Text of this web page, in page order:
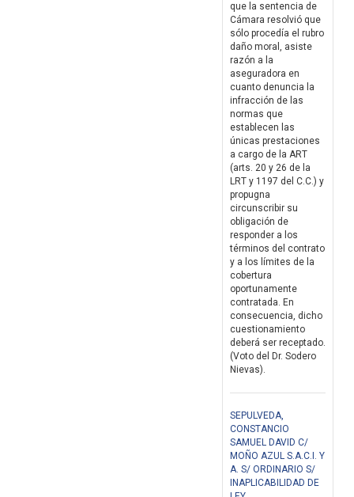
que la sentencia de
Cámara resolvió que
sólo procedía el rubro
daño moral, asiste
razón a la
aseguradora en
cuanto denuncia la
infracción de las
normas que
establecen las
únicas prestaciones
a cargo de la ART
(arts. 20 y 26 de la
LRT y 1197 del C.C.) y
propugna
circunscribir su
obligación de
responder a los
términos del contrato
y a los límites de la
cobertura
oportunamente
contratada. En
consecuencia, dicho
cuestionamiento
deberá ser receptado.
(Voto del Dr. Sodero
Nievas).
SEPULVEDA,
CONSTANCIO
SAMUEL DAVID C/
MOÑO AZUL S.A.C.I. Y
A. S/ ORDINARIO S/
INAPLICABILIDAD DE